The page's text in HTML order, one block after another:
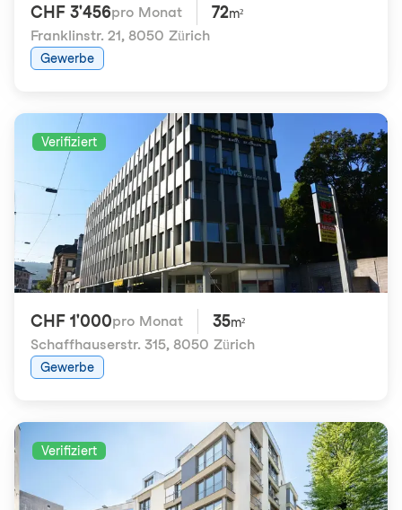
CHF 3'456pro Monat 72m²
Franklinstr. 21, 8050 Zürich
Gewerbe
Verifiziert
CHF 1'000pro Monat 35m²
Schaffhauserstr. 315, 8050 Zürich
Gewerbe
Verifiziert